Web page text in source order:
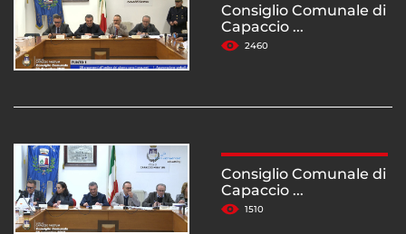
Consiglio Comunale di
Capaccio ...
2460
Consiglio Comunale di
Capaccio ...
1510